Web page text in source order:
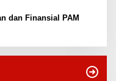
dan Finansial PAM